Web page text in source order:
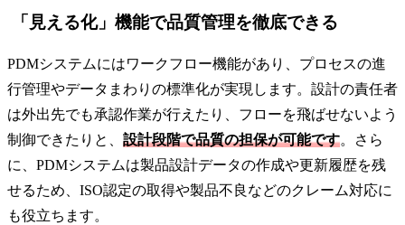
「見える化」機能で品質管理を徹底できる
PDMシステムにはワークフロー機能があり、プロセスの進
行管理やデータまわりの標準化が実現します。設計の責任者
は外出先でも承認作業が行えたり、フローを飛ばせないよう
制御できたりと、 設計段階で品質の担保が可能です。さら
に、PDMシステムは製品設計データの作成や更新履歴を残
せるため、ISO認定の取得や製品不良などのクレーム対応に
も役立ちます。